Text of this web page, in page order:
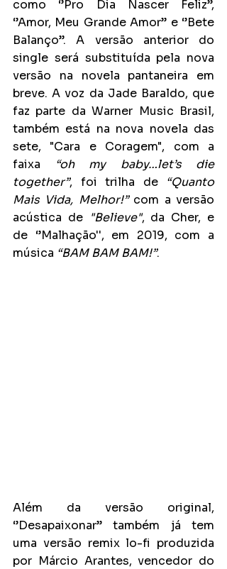
como ‘’Pro Dia Nascer Feliz’’,
‘’Amor, Meu Grande Amor’’ e ‘’Bete
Balanço’’. A versão anterior do
single será substituída pela nova
versão na novela pantaneira em
breve. A voz da Jade Baraldo, que
faz parte da Warner Music Brasil,
também está na nova novela das
sete, "Cara e Coragem", com a
faixa
“oh my baby…let’s die
together”, foi trilha de “Quanto
Mais Vida, Melhor!” com a versão
acústica de "Believe", da Cher, e
de ‘’Malhação'', em 2019, com a
música “BAM BAM BAM!”.
Além da versão original,
‘’Desapaixonar’’ também já tem
uma versão remix lo-fi produzida
por Márcio Arantes, vencedor do